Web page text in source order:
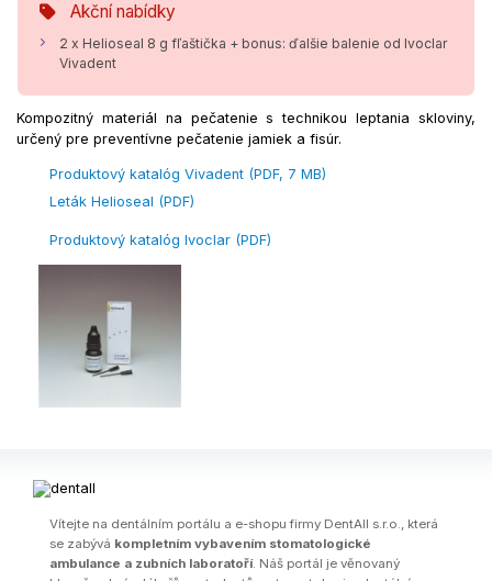
Akční nabídky
2 x Helioseal 8 g fľaštička + bonus: ďalšie balenie od Ivoclar
Vivadent
Kompozitný materiál na pečatenie s technikou leptania skloviny,
určený pre preventívne pečatenie jamiek a fisúr.
Produktový katalóg Vivadent (PDF, 7 MB)
Leták Helioseal (PDF)
Produktový katalóg Ivoclar (PDF)
Ví­tejte na dentálním portálu a e-shopu firmy DentAll s.r.o., která
se zabývá kompletním vybavením stomatologické
ambulance a zubních laboratoří. Náš portál je věnovaný